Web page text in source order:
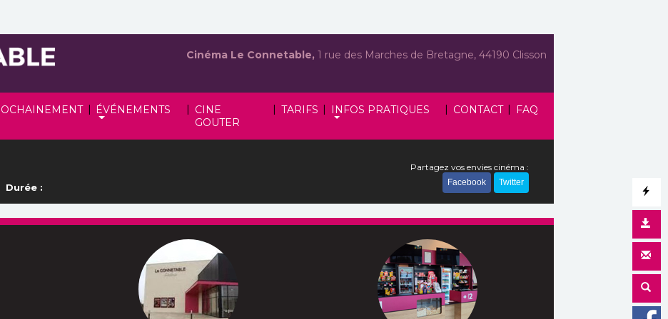
| ÉVÉNEMENTS | CINE
GOUTER
| TARIFS | INFOS PRATIQUES | CONTACT | FAQ
Cinéma Le Connetable, 1 rue des Marches de Bretagne, 44190 Clisson
Durée :
Partagez vos envies cinéma :
Facebook Twitter